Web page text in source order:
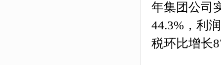
年集团公司
44.3% ，利
税环比增长